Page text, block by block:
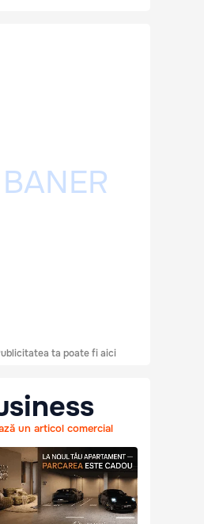
ta poate fi aici
un articol comercial